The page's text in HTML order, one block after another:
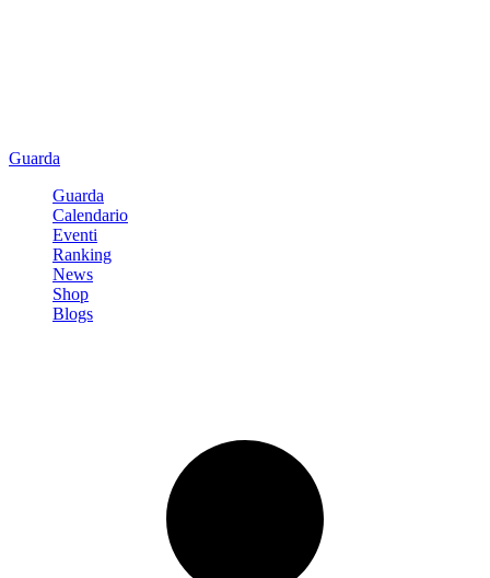
Guarda
Guarda
Calendario
Eventi
Ranking
News
Shop
Blogs